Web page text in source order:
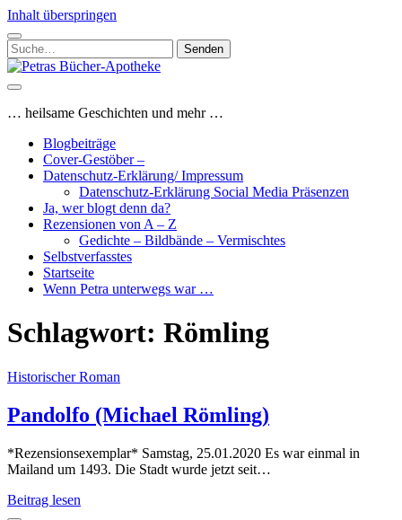
Inhalt überspringen
Suchen
nach:
Petras
Bücher-
… heilsame Geschichten und mehr …
Blogbeiträge
Cover-Gestöber –
Datenschutz-Erklärung/ Impressum
Datenschutz-Erklärung Social Media Präsenzen
Ja, wer blogt denn da?
Rezensionen von A – Z
Gedichte – Bildbände – Vermischtes
Selbstverfasstes
Startseite
Wenn Petra unterwegs war …
Schlagwort: Römling
Historischer Roman
Pandolfo (Michael Römling)
*Rezensionsexemplar* Samstag, 25.01.2020 Es war einmal in
Mailand um 1493. Die Stadt wurde jetzt seit…
Beitrag lesen